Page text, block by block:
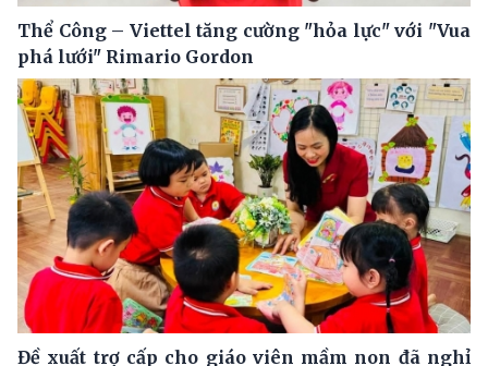
Thể Công – Viettel tăng cường "hỏa lực" với "Vua
phá lưới" Rimario Gordon
Đề xuất trợ cấp cho giáo viên mầm non đã nghỉ